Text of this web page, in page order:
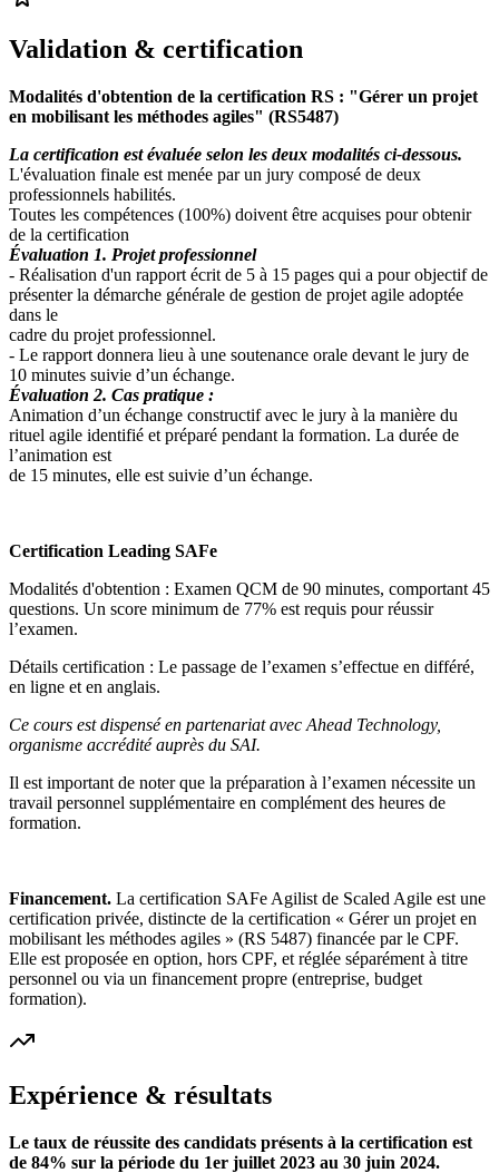
Validation & certification
Modalités d'obtention de la certification RS : "Gérer un projet
en mobilisant les méthodes agiles" (RS5487)
La certification est évaluée selon les deux modalités ci-dessous.
L'évaluation finale est menée par un jury composé de deux
professionnels habilités.
Toutes les compétences (100%) doivent être acquises pour obtenir
de la certification
Évaluation 1. Projet professionnel
- Réalisation d'un rapport écrit de 5 à 15 pages qui a pour objectif de
présenter la démarche générale de gestion de projet agile adoptée
dans le
cadre du projet professionnel.
- Le rapport donnera lieu à une soutenance orale devant le jury de
10 minutes suivie d’un échange.
Évaluation 2. Cas pratique :
Animation d’un échange constructif avec le jury à la manière du
rituel agile identifié et préparé pendant la formation. La durée de
l’animation est
de 15 minutes, elle est suivie d’un échange.
Certification Leading SAFe
Modalités d'obtention : Examen QCM de 90 minutes, comportant 45
questions. Un score minimum de 77% est requis pour réussir
l’examen.
Détails certification : Le passage de l’examen s’effectue en différé,
en ligne et en anglais.
Ce cours est dispensé en partenariat avec Ahead Technology,
organisme accrédité auprès du SAI.
Il est important de noter que la préparation à l’examen nécessite un
travail personnel supplémentaire en complément des heures de
formation.
Financement. La certification SAFe Agilist de Scaled Agile est une
certification privée, distincte de la certification « Gérer un projet en
mobilisant les méthodes agiles » (RS 5487) financée par le CPF.
Elle est proposée en option, hors CPF, et réglée séparément à titre
personnel ou via un financement propre (entreprise, budget
formation).
Expérience & résultats
Le taux de réussite des candidats présents à la certification est
de 84% sur la période du 1er juillet 2023 au 30 juin 2024.